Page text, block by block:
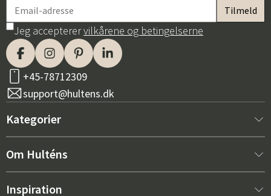
Sverige
Norge
Jeg accepterervilkårene og betingelserne
+45-78712309
support@hultens.dk
Kategorier
Nyt hos os
Om Hulténs
Om Hulténs
Inspiration